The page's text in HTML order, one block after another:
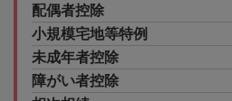
配偶者控除
小規模宅地等特例
未成年者控除
障がい者控除